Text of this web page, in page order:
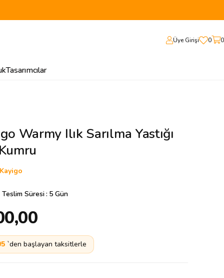
Üye Girişi 0 0
Tasarımcılar
Warmy Ilık Sarılma Yastığı
Kayigo
Teslim Süresi: 5 Gün
`den başlayan taksitlerle